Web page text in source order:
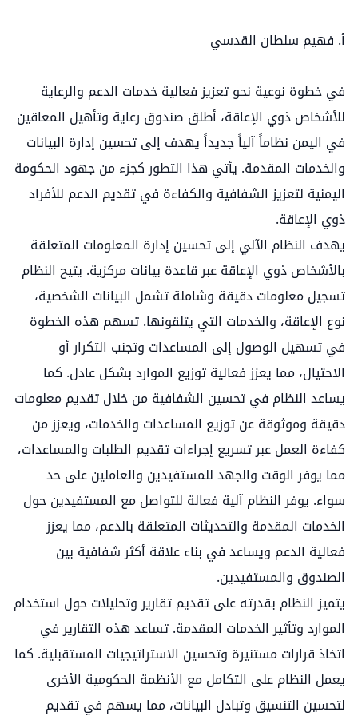
أ. فهيم سلطان القدسي
في خطوة نوعية نحو تعزيز فعالية خدمات الدعم والرعاية
للأشخاص ذوي الإعاقة، أطلق صندوق رعاية وتأهيل المعاقين
في اليمن نظاماً آلياً جديداً يهدف إلى تحسين إدارة البيانات
والخدمات المقدمة. يأتي هذا التطور كجزء من جهود الحكومة
اليمنية لتعزيز الشفافية والكفاءة في تقديم الدعم للأفراد
ذوي الإعاقة.
يهدف النظام الآلي إلى تحسين إدارة المعلومات المتعلقة
بالأشخاص ذوي الإعاقة عبر قاعدة بيانات مركزية. يتيح النظام
تسجيل معلومات دقيقة وشاملة تشمل البيانات الشخصية،
نوع الإعاقة، والخدمات التي يتلقونها. تسهم هذه الخطوة
في تسهيل الوصول إلى المساعدات وتجنب التكرار أو
الاحتيال، مما يعزز فعالية توزيع الموارد بشكل عادل. كما
يساعد النظام في تحسين الشفافية من خلال تقديم معلومات
دقيقة وموثوقة عن توزيع المساعدات والخدمات، ويعزز من
كفاءة العمل عبر تسريع إجراءات تقديم الطلبات والمساعدات،
مما يوفر الوقت والجهد للمستفيدين والعاملين على حد
سواء. يوفر النظام آلية فعالة للتواصل مع المستفيدين حول
الخدمات المقدمة والتحديثات المتعلقة بالدعم، مما يعزز
فعالية الدعم ويساعد في بناء علاقة أكثر شفافية بين
الصندوق والمستفيدين.
يتميز النظام بقدرته على تقديم تقارير وتحليلات حول استخدام
الموارد وتأثير الخدمات المقدمة. تساعد هذه التقارير في
اتخاذ قرارات مستنيرة وتحسين الاستراتيجيات المستقبلية. كما
يعمل النظام على التكامل مع الأنظمة الحكومية الأخرى
لتحسين التنسيق وتبادل البيانات، مما يسهم في تقديم